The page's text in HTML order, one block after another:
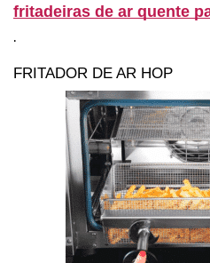
fritadeiras de ar quente
.
FRITADOR DE AR HOP